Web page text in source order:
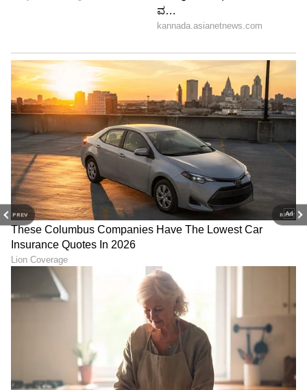
PREV NEXT
ಅದಕ್ಕಾಗಿ ಸಂಜು ಅದೆಂಥಾ ಬೆಲೆ ತೆರಬೇಕಾಯಿತು..!
ದೇಶಕ್ಕೆ ಟಿ20 ವಿಶ್ವಕಪ್ ಗೆದ್ದು ಕೊಟ್ಟವನನ್ನು ಮೂರು
ವೈಫಲ್ಯಗಳಿಗೆ ಈ ರೀತಿ ಅವಮಾನಕಾರಿಯಾಗಿ ತಂಡದಿಂದ
ಹೊರ ಹಾಕುತ್ತೀರಿ ಎಂದಾದರೆ ನಿಮ್ಮಂಥಾ ಧೂರ್ತರು
ಇನ್ನೊಬ್ಬರಿಲ್ಲ.